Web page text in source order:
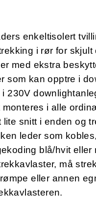
enkeltisolert
i rør for
med ekstra
som kan opptre i
230V
i alle
snitt i enden og
leder som
blå/hvit eller
må
eller annen